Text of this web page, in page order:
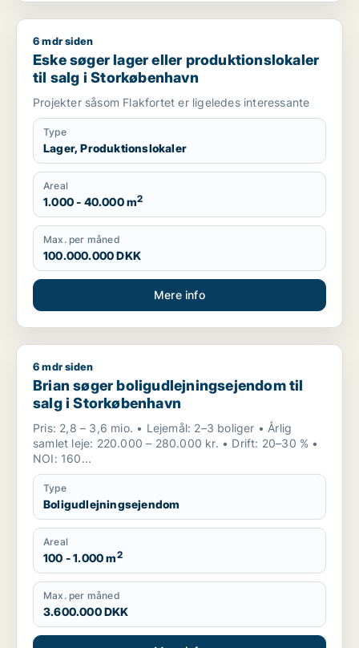
Eske søger lager eller produktionslokaler til salg i
6 mdr siden
Eske søger lager eller produktionslokaler
til salg i Storkøbenhavn
Projekter såsom Flakfortet er ligeledes interessante
Type
Lager, Produktionslokaler
Areal
1.000 - 40.000 m2
Max. per måned
100.000.000 DKK
Mere info
Brian søger boligudlejningsejendom til salg i Storkøbenhavn
6 mdr siden
Brian søger boligudlejningsejendom til
salg i Storkøbenhavn
Pris: 2,8 – 3,6 mio. • Lejemål: 2–3 boliger • Årlig
samlet leje: 220.000 – 280.000 kr. • Drift: 20–30 % •
NOI: 160...
Type
Boligudlejningsejendom
Areal
100 - 1.000 m2
Max. per måned
3.600.000 DKK